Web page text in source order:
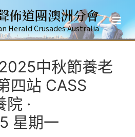
佈道團澳洲分會
Herald Crusades Australia
Main
中秋節養老
四站 CASS
·
星期一